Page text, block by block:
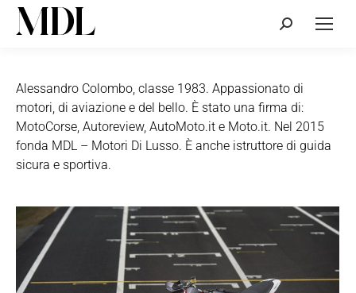
Cerca:
Alessandro Colombo, classe 1983. Appassionato di
motori, di aviazione e del bello. È stato una firma di:
MotoCorse, Autoreview, AutoMoto.it e Moto.it. Nel 2015
fonda MDL – Motori Di Lusso. È anche istruttore di guida
sicura e sportiva.